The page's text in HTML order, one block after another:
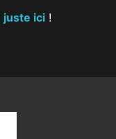
juste ici !